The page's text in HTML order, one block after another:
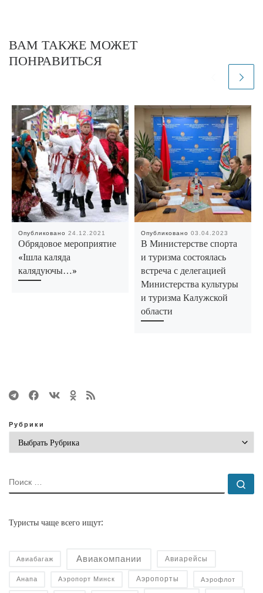
ВАМ ТАКЖЕ МОЖЕТ
ПОНРАВИТЬСЯ
Опубликовано24.12.2021
Обрядовое мероприятие
«Ішла каляда
калядуючы…»
Опубликовано03.04.2023
В Министерстве спорта
и туризма состоялась
встреча с делегацией
Министерства культуры
и туризма Калужской
области
Рубрики
ПОИСК
Туристы чаще всего ищут:
Авиабагаж Авиакомпании Авиарейсы
Анапа Аэропорт Минск Аэропорты Аэрофлот